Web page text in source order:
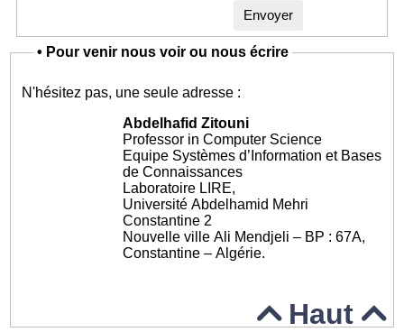
Envoyer
• Pour venir nous voir ou nous écrire
N'hésitez pas, une seule adresse :
Abdelhafid Zitouni
Professor in Computer Science
Equipe Systèmes d’Information et Bases
de Connaissances
Laboratoire LIRE,
Université Abdelhamid Mehri
Constantine 2
Nouvelle ville Ali Mendjeli – BP : 67A,
Constantine – Algérie.
Haut 